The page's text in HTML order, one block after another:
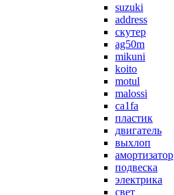
suzuki
address
скутер
ag50m
mikuni
koito
motul
malossi
ca1fa
пластик
двигатель
выхлоп
амортизатор
подвеска
электрика
свет